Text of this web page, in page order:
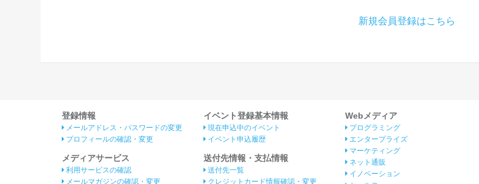
新規会員登録はこちら
登録情報
メールアドレス・パスワードの変更
プロフィールの確認・変更
メディアサービス
利用サービスの確認
メールマガジンの確認・変更
イベント登録基本情報
現在申込中のイベント
イベント申込履歴
送付先情報・支払情報
送付先一覧
クレジットカード情報確認・変更
Webメディア
プログラミング
エンタープライズ
マーケティング
ネット通販
イノベーション